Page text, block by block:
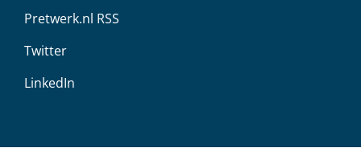
Pretwerk.nl RSS
Twitter
LinkedIn